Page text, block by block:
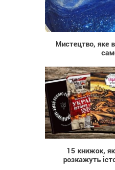
Мистецтво, яке
15 книжок,
розкажуть